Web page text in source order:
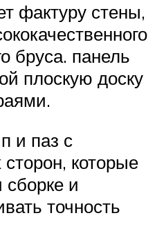
фактуру стены,
бруса. панель
плоскую доску
и паз с
которые
сборке и
точность